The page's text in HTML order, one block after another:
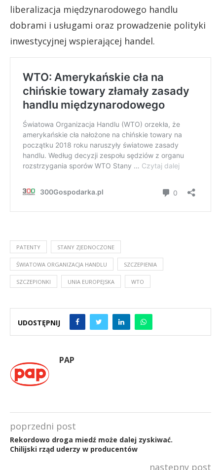
liberalizacja międzynarodowego handlu
dobrami i usługami oraz prowadzenie polityki
inwestycyjnej wspierającej handel.
PATENTY STANY ZJEDNOCZONE
ŚWIATOWA ORGANIZACJA HANDLU SZCZEPIENIA
SZCZEPIONKI UNIA EUROPEJSKA WTO
UDOSTĘPNIJ
PAP
poprzedni post
Rekordowo droga miedź może dalej zyskiwać.
Chilijski rząd uderzy w producentów
następny post